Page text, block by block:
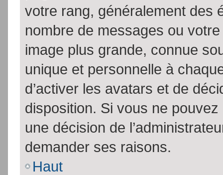
votre rang, généralement des
nombre de messages ou
image plus grande, connue
unique et personnelle à
d’activer les avatars et de
disposition. Si vous ne pouvez
une décision de
demander ses raisons.
Haut